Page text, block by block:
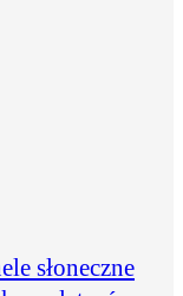
słoneczne